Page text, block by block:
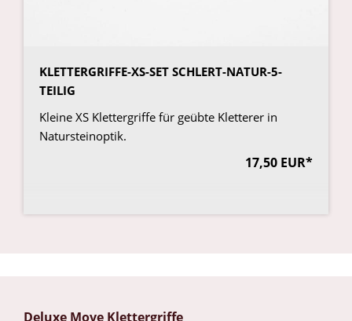
KLETTERGRIFFE-XS-SET SCHLERT-NATUR-5-
TEILIG
Kleine XS Klettergriffe für geübte Kletterer in
Natursteinoptik.
17,50 EUR*
Deluxe Move Klettergriffe